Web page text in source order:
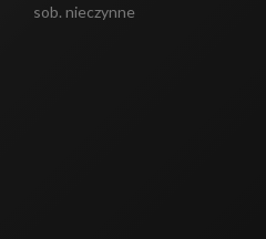
sob. nieczynne